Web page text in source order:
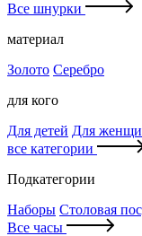
Все шнурки
материал
Золото Серебро
для кого
Для детей Для
все категории
Подкатегории
Наборы Столовая
Все часы